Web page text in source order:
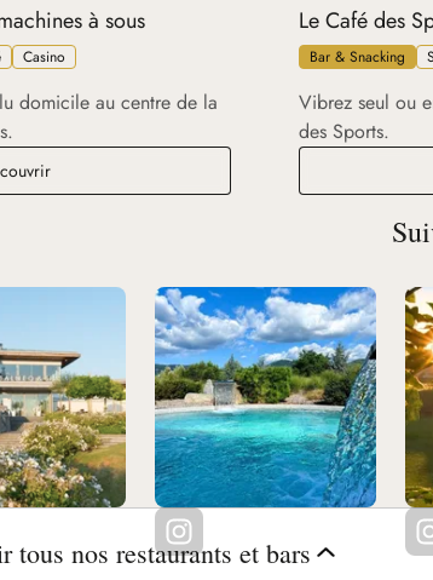
à sous
Casino
domicile au centre de la
Le Bar de la salle des machines à sous
Le Café des
Bar & Snacking
Vibrez seul ou
des Sports.
tous nos restaurants et bars